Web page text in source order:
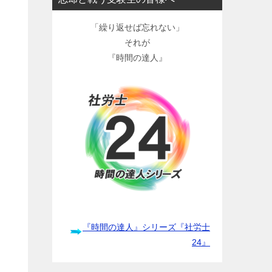
「繰り返せば忘れない」
それが
『時間の達人』
『時間の達人』シリーズ『社労士
24』